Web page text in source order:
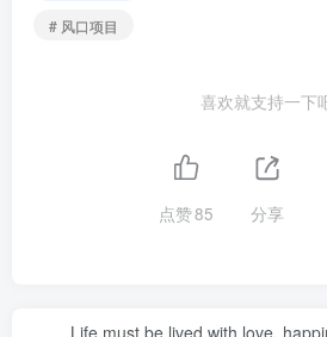
# 风口项目
喜欢就支持一下
点赞85 分享
Life must be lived with love,